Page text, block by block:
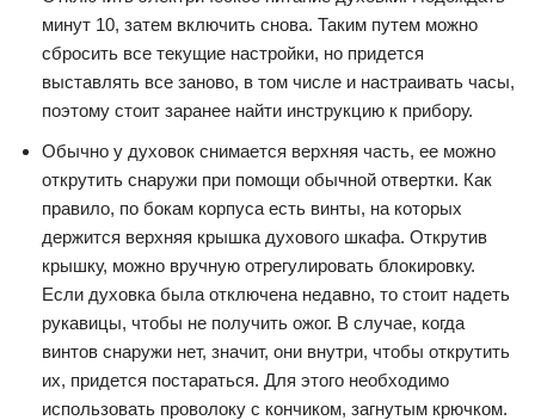
минут 10, затем включить снова. Таким путем можно
сбросить все текущие настройки, но придется
выставлять все заново, в том числе и настраивать часы,
поэтому стоит заранее найти инструкцию к прибору.
Обычно у духовок снимается верхняя часть, ее можно
открутить снаружи при помощи обычной отвертки. Как
правило, по бокам корпуса есть винты, на которых
держится верхняя крышка духового шкафа. Открутив
крышку, можно вручную отрегулировать блокировку.
Если духовка была отключена недавно, то стоит надеть
рукавицы, чтобы не получить ожог. В случае, когда
винтов снаружи нет, значит, они внутри, чтобы открутить
их, придется постараться. Для этого необходимо
использовать проволоку с кончиком, загнутым крючком.